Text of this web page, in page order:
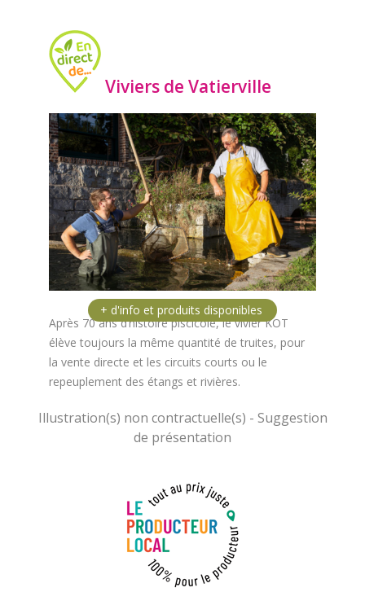
Viviers de Vatierville
Après 70 ans d’histoire piscicole, le vivier KOT
élève toujours la même quantité de truites, pour
la vente directe et les circuits courts ou le
repeuplement des étangs et rivières.